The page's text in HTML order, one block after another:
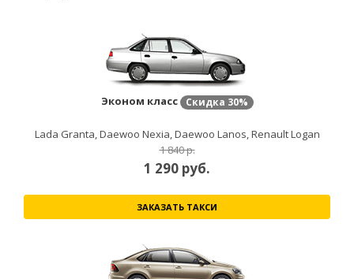
Эконом класс Скидка 30%
Lada Granta, Daewoo Nexia, Daewoo Lanos, Renault Logan
1 840 р.
1 290 руб.
ЗАКАЗАТЬ ТАКСИ